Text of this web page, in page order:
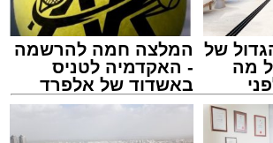
הצלה
של
מה
לדירה
המלצה חמה להרשמה
- האקדמיה לטניס
באשדוד של אלפרד
קריאולנסקי - לילדים